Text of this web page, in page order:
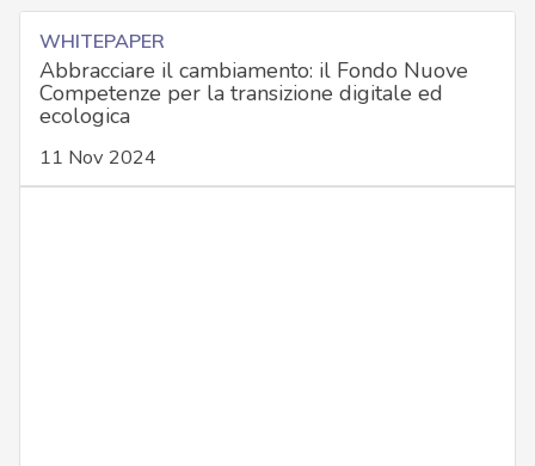
WHITEPAPER
Abbracciare il cambiamento: il Fondo Nuove
Competenze per la transizione digitale ed
ecologica
11 Nov 2024